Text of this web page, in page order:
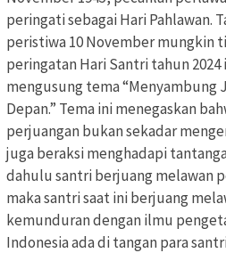
peringati sebagai Hari Pahlawan.
peristiwa 10 November mungkin
peringatan Hari Santri tahun
mengusung tema “Menyambung
Depan.” Tema ini menegaskan
perjuangan bukan sekadar
juga beraksi menghadapi
dahulu santri berjuang melawan
maka santri saat ini berjuang
kemunduran dengan ilmu
Indonesia ada di tangan para